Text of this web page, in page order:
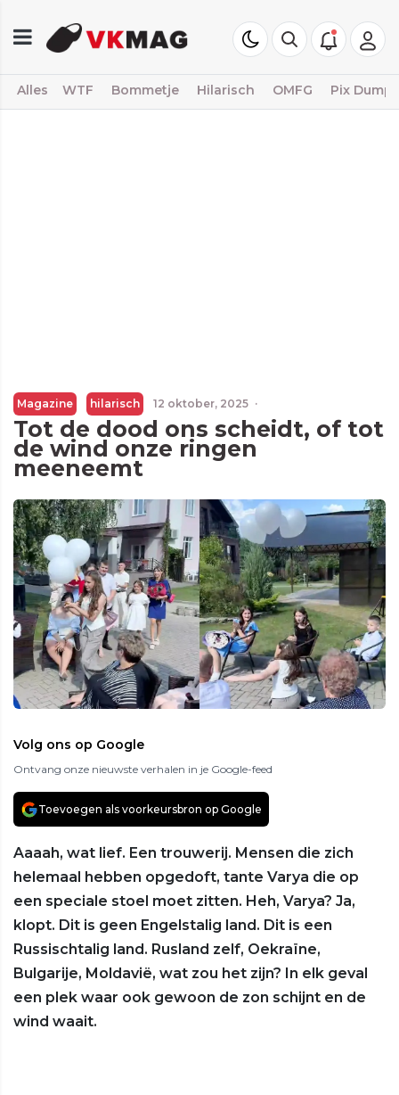
Alles WTF Bommetje Hilarisch OMFG Pix Dump
Magazine hilarisch 12 oktober, 2025 ·
Tot de dood ons scheidt, of tot
de wind onze ringen
meeneemt
Volg ons op Google
Ontvang onze nieuwste verhalen in je Google-feed
Toevoegen als voorkeursbron op Google
Aaaah, wat lief. Een trouwerij. Mensen die zich
helemaal hebben opgedoft, tante Varya die op
een speciale stoel moet zitten. Heh, Varya? Ja,
klopt. Dit is geen Engelstalig land. Dit is een
Russischtalig land. Rusland zelf, Oekraïne,
Bulgarije, Moldavië, wat zou het zijn? In elk geval
een plek waar ook gewoon de zon schijnt en de
wind waait.